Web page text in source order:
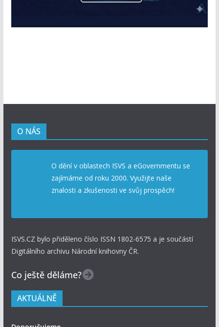
O NÁS
O dění v oblastech ISVS a eGovernmentu se
zajímáme od roku 2000. Využijte naše
znalosti a zkušenosti ve svůj prospěch!
ISVS.CZ bylo přiděleno číslo ISSN 1802-6575 a je součástí
Digitálního archivu Národní knihovny ČR.
Co ještě děláme?
AKTUÁLNĚ